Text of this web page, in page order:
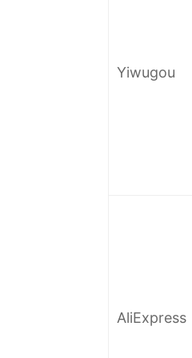
Yiwugou
AliExpress